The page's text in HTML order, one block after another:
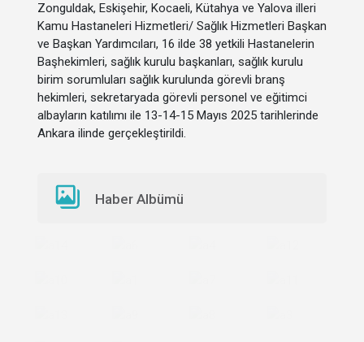
Zonguldak, Eskişehir, Kocaeli, Kütahya ve Yalova illeri
Kamu Hastaneleri Hizmetleri/ Sağlık Hizmetleri Başkan
ve Başkan Yardımcıları, 16 ilde 38 yetkili Hastanelerin
Başhekimleri, sağlık kurulu başkanları, sağlık kurulu
birim sorumluları sağlık kurulunda görevli branş
hekimleri, sekretaryada görevli personel ve eğitimci
albayların katılımı ile 13-14-15 Mayıs 2025 tarihlerinde
Ankara ilinde gerçekleştirildi.
Haber Albümü